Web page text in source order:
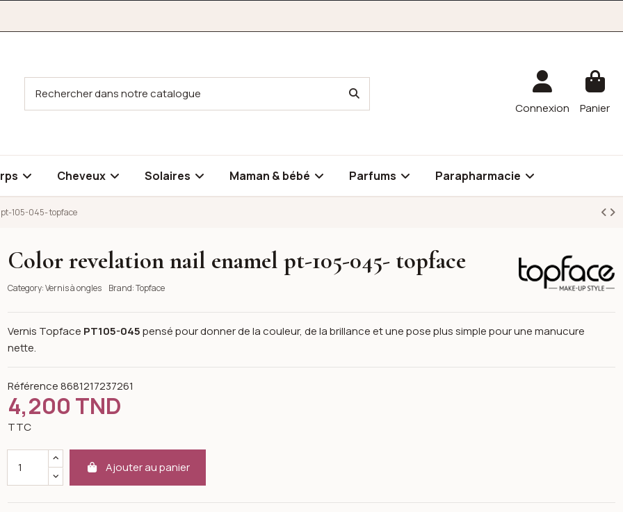
Connexion Panier
Cheveux Solaires Maman & bébé Parfums Parapharmacie
105-045- topface
045- topface
045- topface Topface
Color revelation nail enamel pt-105-045- topface
Category:Vernis à ongles Brand:Topface
Vernis Topface PT105-045pensé pour donner de la couleur, de la brillance et une pose plus simple pour une manucure
nette.
Référence 8681217237261
4,200 TND
TTC
Ajouter au panier